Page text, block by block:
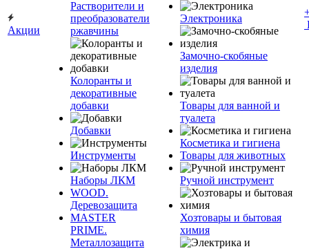
Акции
Растворители и
преобразователи
ржавчины
Колоранты и
декоративные
добавки
Добавки
Инструменты
Наборы ЛКМ
WOOD.
Деревозащита
MASTER
PRIME.
Металлозащита
Электроника
Замочно-скобяные
изделия
Товары для ванной и
туалета
Косметика и гигиена
Товары для животных
Ручной инструмент
Хозтовары и бытовая
химия